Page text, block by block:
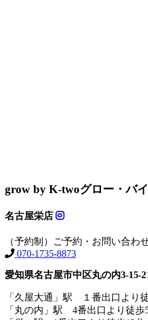
grow by K-twoグロー・バ
名古屋栄店
（予約制）ご予約・お問い合わ
070-1735-8873
愛知県名古屋市中区丸の内3-15-
「久屋大通」駅 １番出口より
「丸の内」駅 4番出口より徒歩